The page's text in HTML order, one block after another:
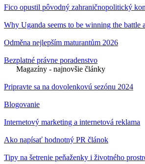
Fico opustil pôvodný zahraničnopolitický
Why Uganda seems to be winning the battle
Odměna nejlepším maturantům 2026
Bezplatné právne poradenstvo
Magazíny - najnovšie články
Pripravte sa na dovolenkovú sezónu 2024
Blogovanie
Internetový marketing a internetová reklama
Ako napísať hodnotný PR článok
Tipy na šetrenie peňaženky i životného